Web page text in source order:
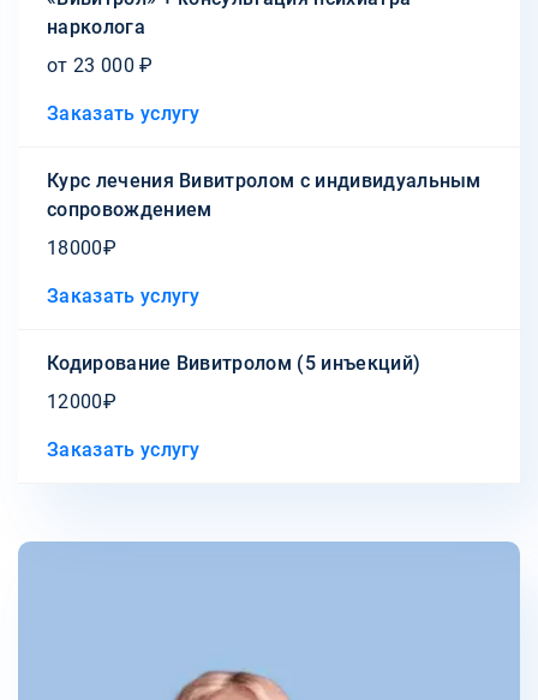
нарколога
от 23 000 ₽
Заказать услугу
Курс лечения Вивитролом с индивидуальным
сопровождением
18000₽
Заказать услугу
Кодирование Вивитролом (5 инъекций)
12000₽
Заказать услугу